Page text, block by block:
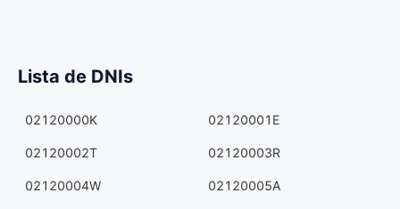
Lista de DNIs
02120000K 02120001E
02120002T 02120003R
02120004W 02120005A